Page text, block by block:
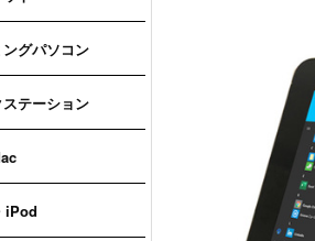
グパソコン
テーション
iPod